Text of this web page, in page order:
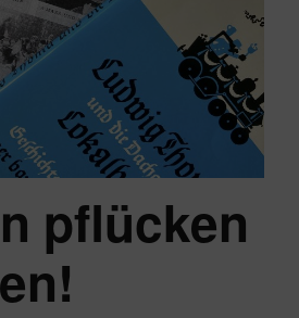
pflücken